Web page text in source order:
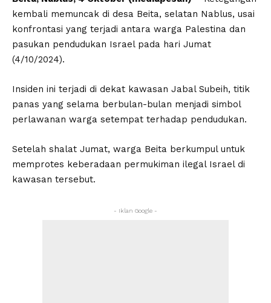
kembali memuncak di desa Beita, selatan Nablus, usai
konfrontasi yang terjadi antara warga Palestina dan
pasukan pendudukan Israel pada hari Jumat
(4/10/2024).
Insiden ini terjadi di dekat kawasan Jabal Subeih, titik
panas yang selama berbulan-bulan menjadi simbol
perlawanan warga setempat terhadap pendudukan.
Setelah shalat Jumat, warga Beita berkumpul untuk
memprotes keberadaan permukiman ilegal Israel di
kawasan tersebut.
- Iklan Google -